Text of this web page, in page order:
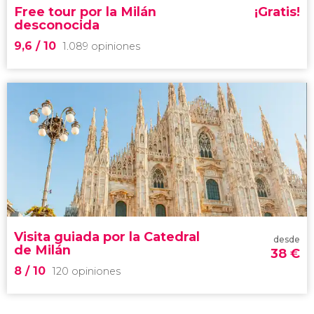
Free tour por la Milán
desconocida
9,6 / 10 1.089 opiniones
¡Gratis!
9,6


1.089 opiniones
Desde la época romana hasta la actualidad
free tour por la Milán desconocida
Visita guiada por la Catedral
de Milán
8 / 10 120 opiniones
desde
38 €